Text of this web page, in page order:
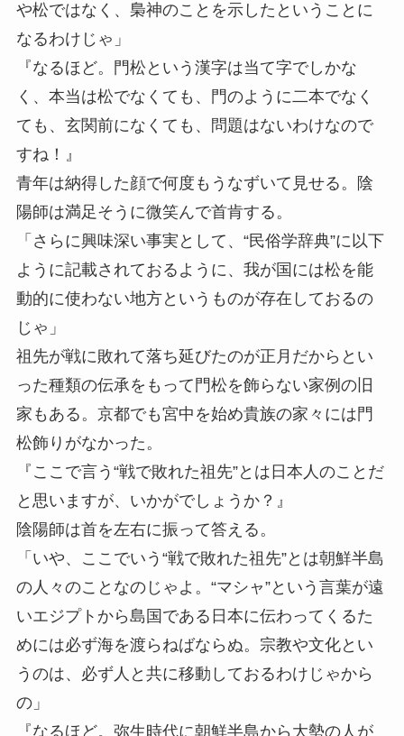
や松ではなく、梟神のことを示したということに
なるわけじゃ」
『なるほど。門松という漢字は当て字でしかな
く、本当は松でなくても、門のように二本でなく
ても、玄関前になくても、問題はないわけなので
すね！』
青年は納得した顔で何度もうなずいて見せる。陰
陽師は満足そうに微笑んで首肯する。
「さらに興味深い事実として、“民俗学辞典”に以下
ように記載されておるように、我が国には松を能
動的に使わない地方というものが存在しておるの
じゃ」
祖先が戦に敗れて落ち延びたのが正月だからとい
った種類の伝承をもって門松を飾らない家例の旧
家もある。京都でも宮中を始め貴族の家々には門
松飾りがなかった。
『ここで言う“戦で敗れた祖先”とは日本人のことだ
と思いますが、いかがでしょうか？』
陰陽師は首を左右に振って答える。
「いや、ここでいう“戦で敗れた祖先”とは朝鮮半島
の人々のことなのじゃよ。“マシャ”という言葉が遠
いエジプトから島国である日本に伝わってくるた
めには必ず海を渡らねばならぬ。宗教や文化とい
うのは、必ず人と共に移動しておるわけじゃから
の」
『なるほど。弥生時代に朝鮮半島から大勢の人が